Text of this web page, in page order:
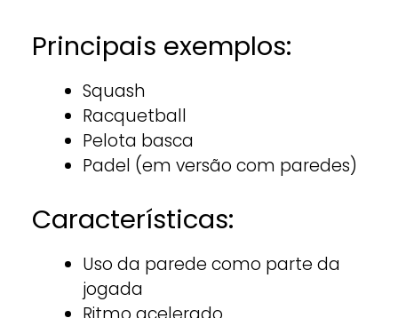
Principais exemplos:
Squash
Racquetball
Pelota basca
Padel (em versão com paredes)
Características:
Uso da parede como parte da
jogada